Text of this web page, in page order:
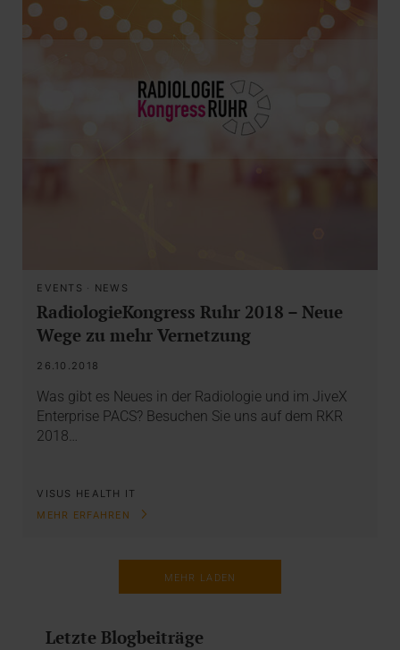
EVENTS · NEWS
RadiologieKongress Ruhr 2018 – Neue
Wege zu mehr Vernetzung
26.10.2018
Was gibt es Neues in der Radiologie und im JiveX
Enterprise PACS? Besuchen Sie uns auf dem RKR
2018…
VISUS HEALTH IT
MEHR ERFAHREN
MEHR LADEN
Letzte Blogbeiträge